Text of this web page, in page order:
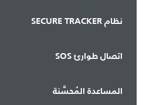
نظام SECURE TRACKER
اتصال طوارئ SOS
المساعدة المُحسَّنة